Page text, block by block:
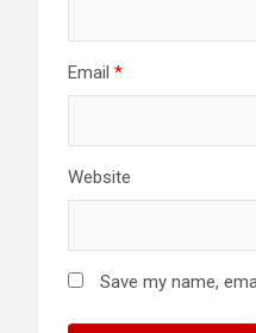
Email *
Website
Save my name,